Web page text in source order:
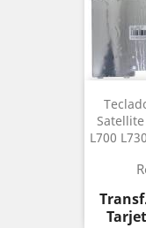
Satellite
L700
Precio